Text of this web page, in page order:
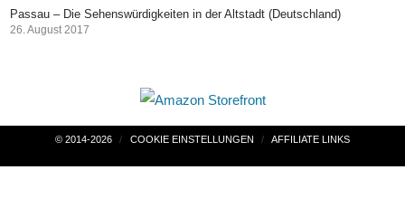
Passau – Die Sehenswürdigkeiten in der Altstadt (Deutschland)
26. August 2017
Beitragsnavigation
© 2014-2026 COOKIE EINSTELLUNGEN AFFILIATE LINKS